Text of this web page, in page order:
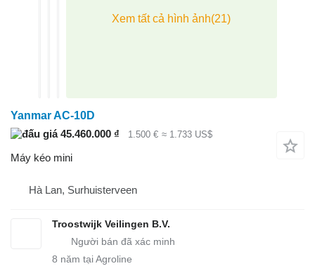
Yanmar AC-10D
45.460.000 ₫
1.500 € ≈ 1.733 US$
Máy kéo mini
Hà Lan, Surhuisterveen
Troostwijk Veilingen B.V.
8 năm tại Agroline